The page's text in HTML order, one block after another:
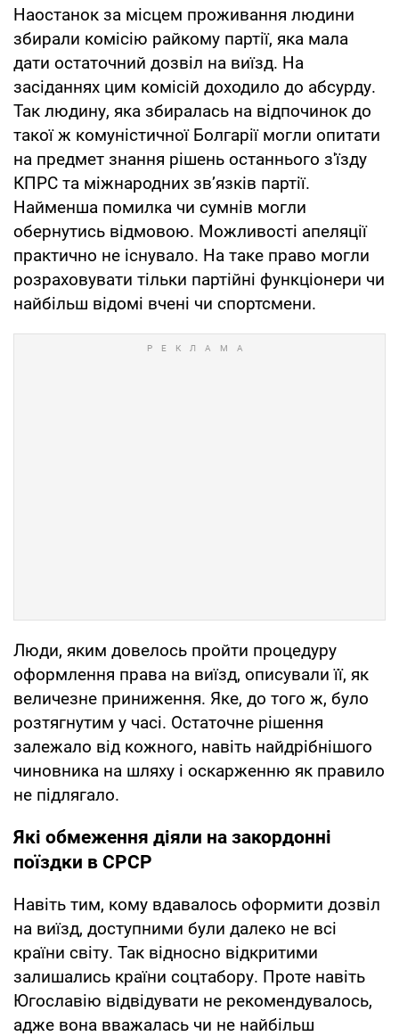
Наостанок за місцем проживання людини
збирали комісію райкому партії, яка мала
дати остаточний дозвіл на виїзд. На
засіданнях цим комісій доходило до абсурду.
Так людину, яка збиралась на відпочинок до
такої ж комуністичної Болгарії могли опитати
на предмет знання рішень останнього з'їзду
КПРС та міжнародних зв’язків партії.
Найменша помилка чи сумнів могли
обернутись відмовою. Можливості апеляції
практично не існувало. На таке право могли
розраховувати тільки партійні функціонери чи
найбільш відомі вчені чи спортсмени.
Люди, яким довелось пройти процедуру
оформлення права на виїзд, описували її, як
величезне приниження. Яке, до того ж, було
розтягнутим у часі. Остаточне рішення
залежало від кожного, навіть найдрібнішого
чиновника на шляху і оскарженню як правило
не підлягало.
Які обмеження діяли на закордонні
поїздки в СРСР
Навіть тим, кому вдавалось оформити дозвіл
на виїзд, доступними були далеко не всі
країни світу. Так відносно відкритими
залишались країни соцтабору. Проте навіть
Югославію відвідувати не рекомендувалось,
адже вона вважалась чи не найбільш